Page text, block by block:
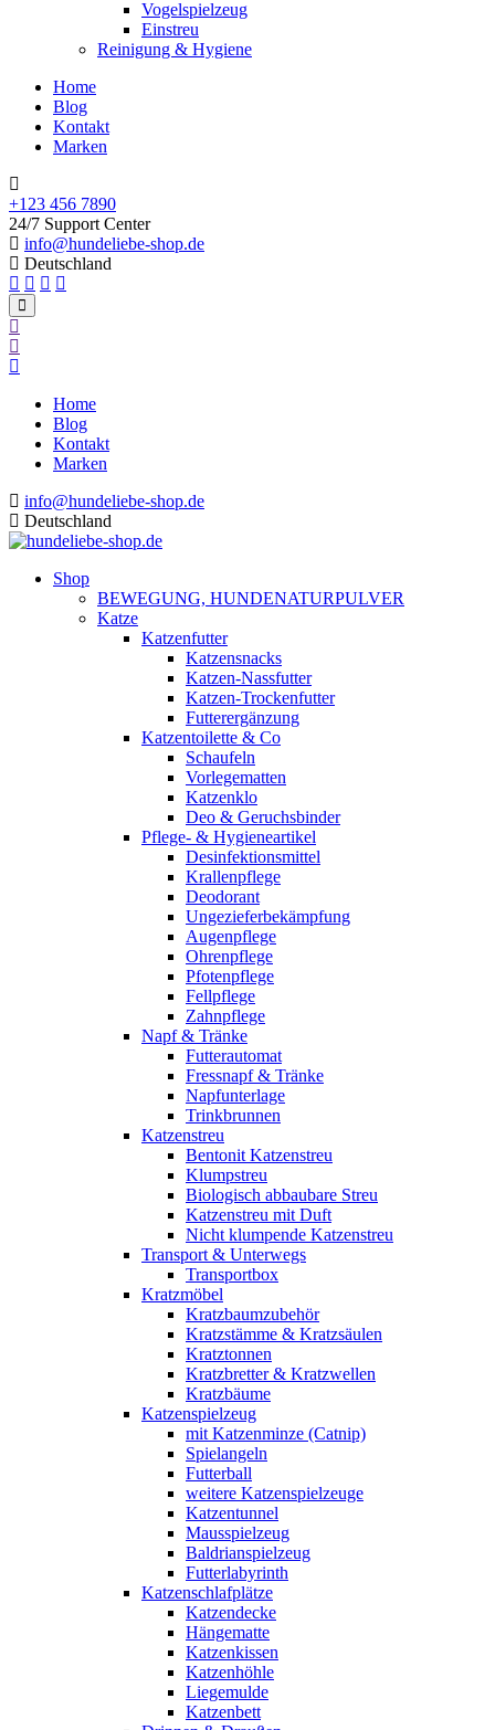
Vogelspielzeug
Einstreu
Reinigung & Hygiene
Home
Blog
Kontakt
Marken
+123 456 7890
24/7 Support Center
info@hundeliebe-shop.de
Deutschland
Home
Blog
Kontakt
Marken
info@hundeliebe-shop.de
Deutschland
Shop
BEWEGUNG, HUNDENATURPULVER
Katze
Katzenfutter
Katzensnacks
Katzen-Nassfutter
Katzen-Trockenfutter
Futterergänzung
Katzentoilette & Co
Schaufeln
Vorlegematten
Katzenklo
Deo & Geruchsbinder
Pflege- & Hygieneartikel
Desinfektionsmittel
Krallenpflege
Deodorant
Ungezieferbekämpfung
Augenpflege
Ohrenpflege
Pfotenpflege
Fellpflege
Zahnpflege
Napf & Tränke
Futterautomat
Fressnapf & Tränke
Napfunterlage
Trinkbrunnen
Katzenstreu
Bentonit Katzenstreu
Klumpstreu
Biologisch abbaubare Streu
Katzenstreu mit Duft
Nicht klumpende Katzenstreu
Transport & Unterwegs
Transportbox
Kratzmöbel
Kratzbaumzubehör
Kratzstämme & Kratzsäulen
Kratztonnen
Kratzbretter & Kratzwellen
Kratzbäume
Katzenspielzeug
mit Katzenminze (Catnip)
Spielangeln
Futterball
weitere Katzenspielzeuge
Katzentunnel
Mausspielzeug
Baldrianspielzeug
Futterlabyrinth
Katzenschlafplätze
Katzendecke
Hängematte
Katzenkissen
Katzenhöhle
Liegemulde
Katzenbett